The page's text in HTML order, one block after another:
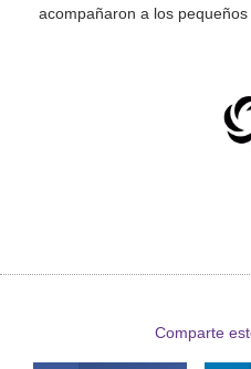
acompañaron a los
Comparte